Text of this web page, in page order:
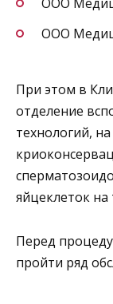
ООО
При этом в
отделение
технологий,
яйцеклеток
Перед
пройти ряд